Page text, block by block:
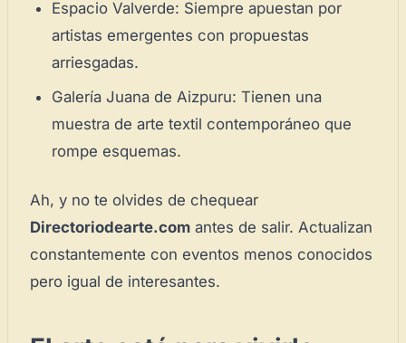
Espacio Valverde: Siempre apuestan por
artistas emergentes con propuestas
arriesgadas.
Galería Juana de Aizpuru: Tienen una
muestra de arte textil contemporáneo que
rompe esquemas.
Ah, y no te olvides de chequear
Directoriodearte.com antes de salir. Actualizan
constantemente con eventos menos conocidos
pero igual de interesantes.
Novedad: Tu Panel de Usuario
Directorio de Arte estrena su nuevoPanel de Usuario: tu
centro de control para gestionar todo tu arte.